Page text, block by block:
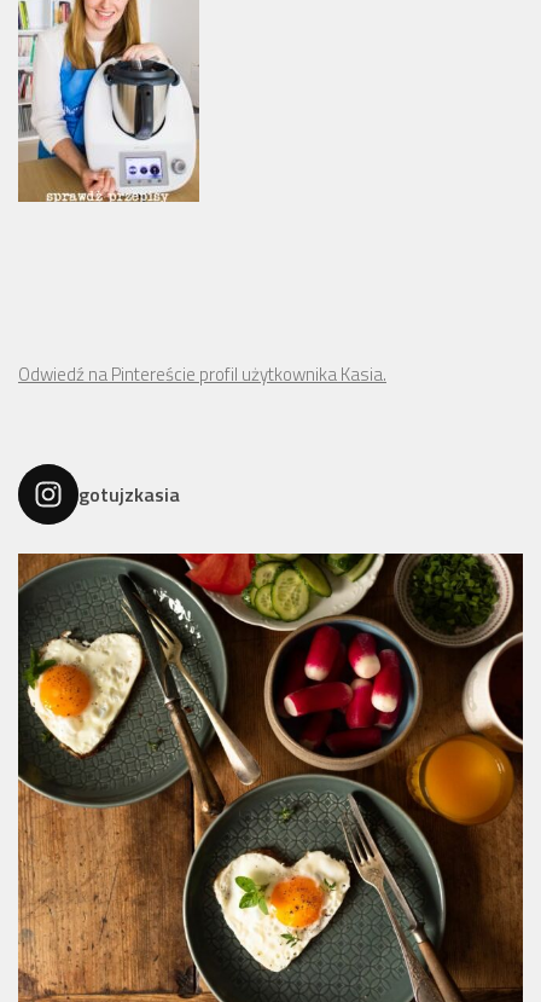
Odwiedź na Pintereście profil użytkownika Kasia.
gotujzkasia